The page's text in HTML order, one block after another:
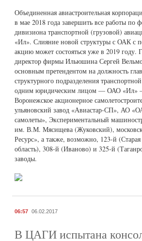
Объединенная авиастроительная
в мае 2018 года завершить все работы по
дивизиона транспортной (грузовой)
«Ил». Слияние новой структуры с ОАК с
акцию может состояться уже в 2019 году.
директор фирмы Ильюшина Сергей
основным претендентом на должность
структурного подразделения
одним юридическим лицом — ОАО «Ил»
Воронежское акционерное
ульяновский завод «Авиастар-СП», АО
самолеты», Экспериментальный
им. В.М. Мясищева (Жуковский),
Ресурс», а также, возможно, 123-й (Старая
область), 308-й (Иваново) и 325-й
заводы.
06:57 06.02.2017
В ЦАГИ испытана